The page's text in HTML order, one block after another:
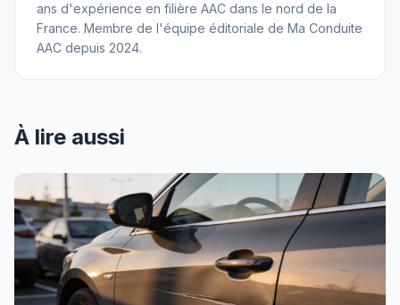
ans d'expérience en filière AAC dans le nord de la
France. Membre de l'équipe éditoriale de Ma Conduite
AAC depuis 2024.
À lire aussi